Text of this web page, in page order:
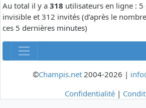
Au total il y a 318 utilisateurs en ligne : 5
invisible et 312 invités (d’après le
ces 5 dernières minutes)
©Champis.net2004-2026 |
Confidentialité |